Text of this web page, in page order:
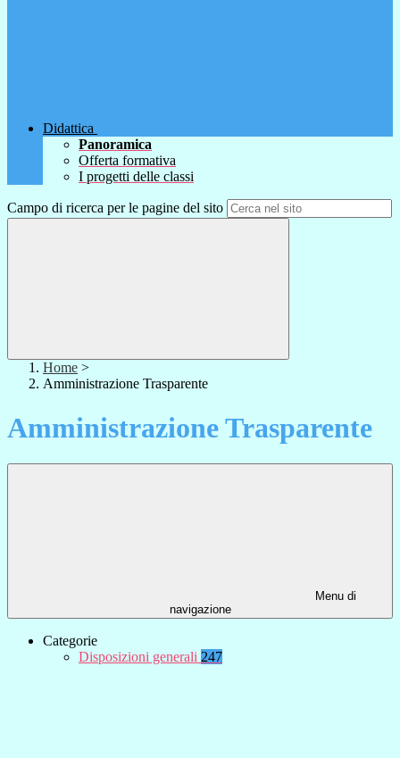
Didattica
Panoramica
Offerta formativa
I progetti delle classi
Campo di ricerca per le pagine del sito
Home >
Amministrazione Trasparente
Amministrazione Trasparente
Menu di
navigazione
Categorie
Disposizioni generali 247